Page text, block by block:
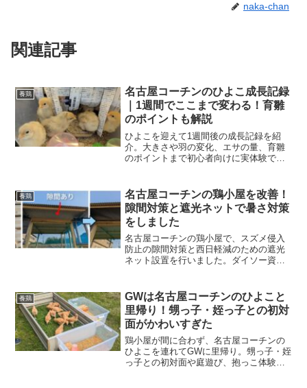
naka-chan
関連記事
養鶏
名古屋コーチンのひよこ成長記録
｜1週間でここまで変わる！育雛
のポイントも解説
ひよこを迎えて1週間後の成長記録を紹
介。大きさや羽の変化、エサの量、育雛
のポイントまで初心者向けに実体験で解
養鶏
名古屋コーチンの鶏小屋を改善！
隙間対策と遮光ネットで暑さ対策
をしました
名古屋コーチンの鶏小屋で、スズメ侵入
防止の隙間対策と西日軽減のための遮光
ネット設置を行いました。ダイソー資材
養鶏
GWは名古屋コーチンのひよこと
里帰り！甥っ子・姪っ子との初対
面がかわいすぎた
鶏小屋が間に合わず、名古屋コーチンの
ひよこを連れてGWに里帰り。甥っ子・姪
っ子との初対面や庭遊び、抱っこ体験の